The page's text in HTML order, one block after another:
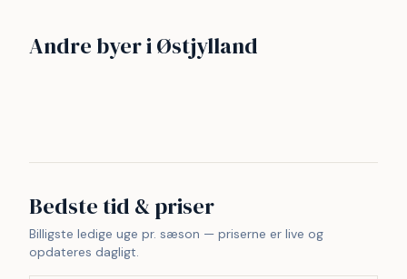
Andre byer i Østjylland
32 15
Ebeltoft Grenå
Bedste tid & priser
Billigste ledige uge pr. sæson — priserne er live og
opdateres dagligt.